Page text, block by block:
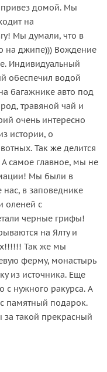
привез домой. Мы
на
Мы думали, что в
на джипе))) Вождение
Индивидуальный
обеспечил водой
багажнике авто под
травяной чай и
очень интересно
истории, о
Так же делится
самое главное, мы не
Мы были в
в заповеднике
оленей с
черные грифы!
на Ялту и
Так же мы
ферму, монастырь
из источника. Еще
с нужного ракурса. А
памятный подарок.
такой прекрасный